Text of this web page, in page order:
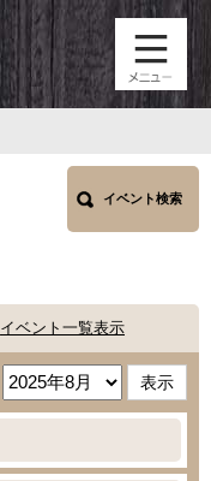
イベント検索
イベント一覧表示